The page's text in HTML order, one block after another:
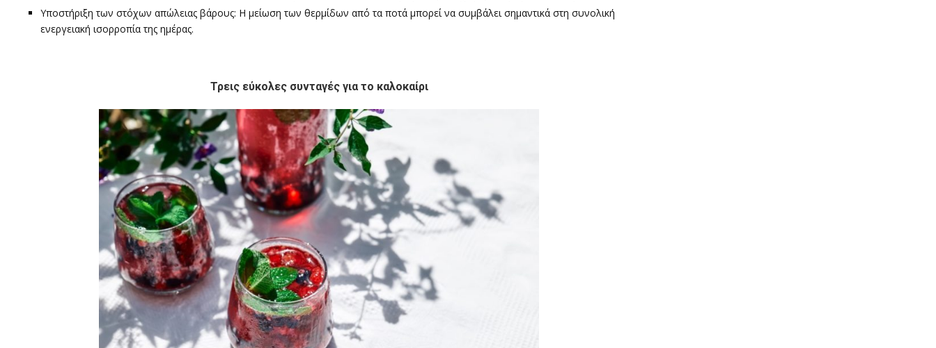
Υποστήριξη των στόχων απώλειας βάρους: Η μείωση των θερμίδων από τα ποτά μπορεί να συμβάλει σημαντικά στη συνολική
ενεργειακή ισορροπία της ημέρας.
Τρεις εύκολες συνταγές για το καλοκαίρι